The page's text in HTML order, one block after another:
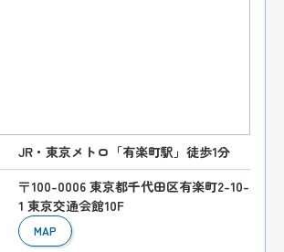
JR・東京メトロ「有楽町駅」徒歩1分
〒100-0006 東京都千代田区有楽町2-10-
1 東京交通会館10F
MAP